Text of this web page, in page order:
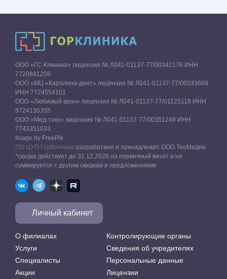
ООО «ГС-Клиника» лицензия № Л041-01137-77/00342176 ИНН
7720691259
ООО «МЦ «Каролина-дент» лицензия № Л041-01137-77/00333668
ИНН 7724554101
ООО «Любимый врач» лицензия № Л041-01137-77/01125118 ИНН
9724136355
ООО «Мед-токс» лицензия № Л041-01137-77/00351249 ИНН
7743351033
Image by FreePik
ПО ЦУП ГорКлиника разработано и принадлежит ООО ТеоМедиа
*скидка действует до 31.12.2026 на первичный визит и не
суммируется с другим скидкам и предложениями
О филиалах
Услуги
Специалисты
Акции
Контролирующие органы
Сведения об учредителях
Персональные данные
Лицензии
Личный кабинет